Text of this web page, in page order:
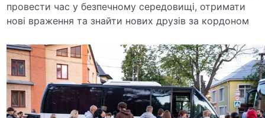
провести час у безпечному середовищі, отримати
нові враження та знайти нових друзів за кордоном